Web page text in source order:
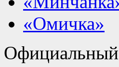
«Омичка»
Официальный